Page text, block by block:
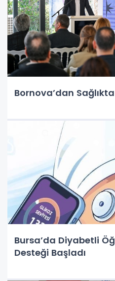
Bornova’dan
Bursa’da Diyabetli
Desteği Başladı